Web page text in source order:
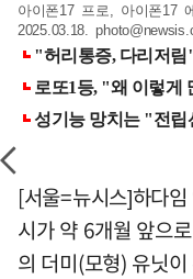
아이폰17 프로, 아이폰17
2025.03.18.
[서울=뉴시스]하다
시가 약 6개월 앞으
의 더미(모형) 유닛